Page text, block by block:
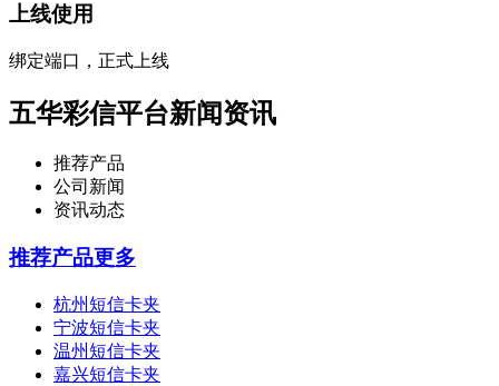
上线使用
绑定端口，正式上线
五华彩信平台新闻资讯
推荐产品
公司新闻
资讯动态
推荐产品更多
杭州短信卡夹
宁波短信卡夹
温州短信卡夹
嘉兴短信卡夹